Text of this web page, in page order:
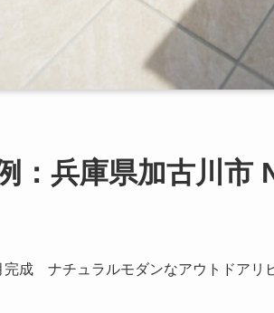
：兵庫県加古川市
完成 ナチュラルモダンなアウトドアリ